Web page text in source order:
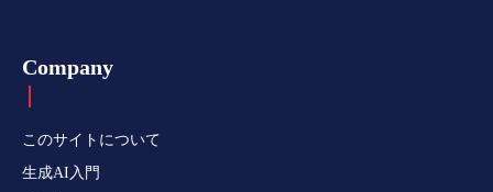
Company
このサイトについて
生成AI入門